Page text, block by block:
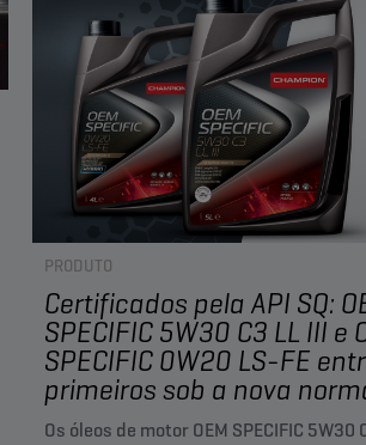
PRODUTO
Certificados pela API SQ:
SPECIFIC 5W30 C3 LL III e
SPECIFIC 0W20 LS-FE
primeiros sob a nova
Os óleos de motor OEM SPECIFIC 5W30